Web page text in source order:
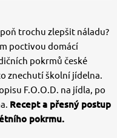
trochu zlepšit náladu?
poctivou domácí
pokrmů české
znechutí školní jídelna.
F.O.O.D. na jídla, po
Recept a přesný postup
pokrmu.